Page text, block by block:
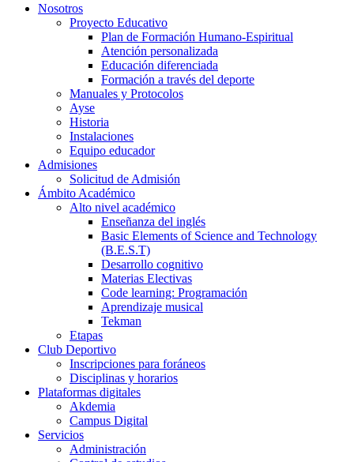
Nosotros
Proyecto Educativo
Plan de Formación Humano-Espiritual
Atención personalizada
Educación diferenciada
Formación a través del deporte
Manuales y Protocolos
Ayse
Historia
Instalaciones
Equipo educador
Admisiones
Solicitud de Admisión
Ámbito Académico
Alto nivel académico
Enseñanza del inglés
Basic Elements of Science and Technology
(B.E.S.T)
Desarrollo cognitivo
Materias Electivas
Code learning: Programación
Aprendizaje musical
Tekman
Etapas
Club Deportivo
Inscripciones para foráneos
Disciplinas y horarios
Plataformas digitales
Akdemia
Campus Digital
Servicios
Administración